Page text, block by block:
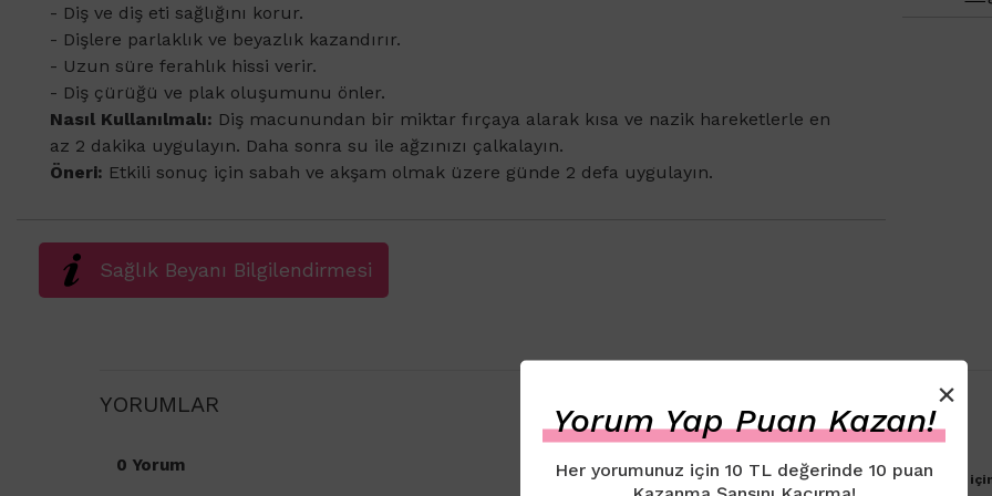
- Diş ve diş eti sağlığını korur.
- Dişlere parlaklık ve beyazlık kazandırır.
- Uzun süre ferahlık hissi verir.
- Diş çürüğü ve plak oluşumunu önler.
Nasıl Kullanılmalı: Diş macunundan bir miktar fırçaya alarak kısa ve nazik hareketlerle en
az 2 dakika uygulayın. Daha sonra su ile ağzınızı çalkalayın.
Öneri: Etkili sonuç için sabah ve akşam olmak üzere günde 2 defa uygulayın.
Sağlık Beyanı Bilgilendirmesi
YORUMLAR
0 Yorum
Ürün için henüz yorum eklenmemiştir. İlk yorumu yapmak
×
Yorum Yap Puan Kazan!
Her yorumunuz için 10 TL değerinde 10 puan